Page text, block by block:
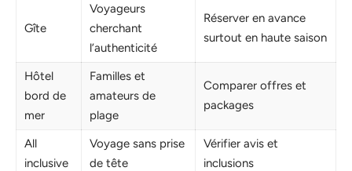
Gîte
Voyageurs
cherchant
l’authenticité
Réserver en avance
surtout en haute saison
Hôtel
bord de
mer
Familles et
amateurs de
plage
Comparer offres et
packages
All
inclusive
Voyage sans prise
de tête
Vérifier avis et
inclusions